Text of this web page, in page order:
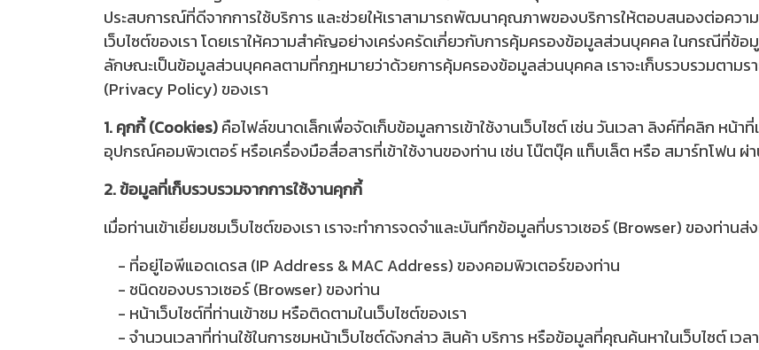
ประสบการณ์ที่ดีจากการใช้บริการ และช่วยให้เราสามารถพัฒนาคุณภาพของบริการให้ตอบสนองต่อควา
เว็บไซต์ของเรา โดยเราให้ความสำคัญอย่างเคร่งครัดเกี่ยวกับการคุ้มครองข้อมูลส่วนบุคคล ในกรณีที่ข้อ
ลักษณะเป็นข้อมูลส่วนบุคคลตามที่กฎหมายว่าด้วยการคุ้มครองข้อมูลส่วนบุคคล เราจะเก็บรวบรวมตาม
(Privacy Policy) ของเรา
1. คุกกี้ (Cookies)คือไฟล์ขนาดเล็กเพื่อจัดเก็บข้อมูลการเข้าใช้งานเว็บไซต์ เช่น วันเวลา ลิงค์ที่คลิก หน้า
อุปกรณ์คอมพิวเตอร์ หรือเครื่องมือสื่อสารที่เข้าใช้งานของท่าน เช่น โน๊ตบุ๊ค แท็บเล็ต หรือ สมาร์ทโฟน ผ่า
2. ข้อมูลที่เก็บรวบรวมจากการใช้งานคุกกี้
เมื่อท่านเข้าเยี่ยมชมเว็บไซต์ของเรา เราจะทำการจดจำและบันทึกข้อมูลที่บราวเซอร์ (Browser) ของท่าน
- ที่อยู่ไอพีแอดเดรส (IP Address & MAC Address) ของคอมพิวเตอร์ของท่าน
- ชนิดของบราวเซอร์ (Browser) ของท่าน
- หน้าเว็บไซต์ที่ท่านเข้าชม หรือติดตามในเว็บไซต์ของเรา
- จำนวนเวลาที่ท่านใช้ในการชมหน้าเว็บไซต์ดังกล่าว สินค้า บริการ หรือข้อมูลที่คุณค้นหาในเว็บไซต์ เว